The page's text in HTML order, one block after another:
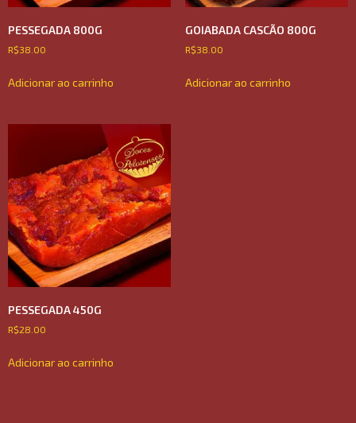
PESSEGADA 800G
R$38.00
Adicionar ao carrinho
GOIABADA CASCÃO 800G
R$38.00
Adicionar ao carrinho
PESSEGADA 450G
R$28.00
Adicionar ao carrinho